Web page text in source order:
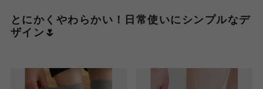
とにかくやわらかい！日常使いにシンプルなデ
ザイン🌷